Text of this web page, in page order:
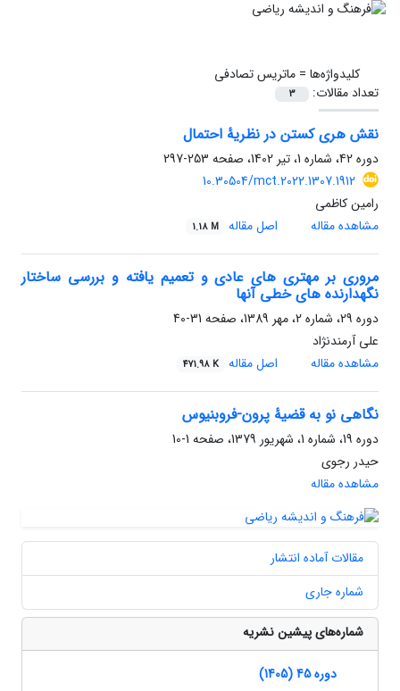
کلیدواژه‌ها =ماتریس تصادفی
تعداد مقالات:
3
نقش هری کستن در نظریۀ احتمال‎
دوره 42، شماره 1، تیر 1402، صفحه
253-297
10.30504/mct.2022.1307.1912
رامین کاظمی
مشاهده مقاله
اصل مقاله 1.18 M
مروری بر مهتری های عادی و تعمیم یافته و بررسی ساختار
نگهدارنده های خطی آنها
دوره 29، شماره 2، مهر 1389، صفحه
31-40
علی آرمندنژاد
مشاهده مقاله
اصل مقاله 471.98 K
نگاهی نو به قضیۀ پرون-فروبنیوس
دوره 19، شماره 1، شهریور 1379، صفحه
1-10
حیدر رجوی
مشاهده مقاله
مقالات آماده انتشار
شماره جاری
شماره‌های پیشین نشریه
دوره 45 (1405)